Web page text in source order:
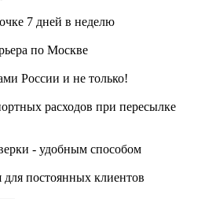
7 дней в неделю
по Москве
России и не только!
расходов при пересылке
- удобным способом
постоянных клиентов